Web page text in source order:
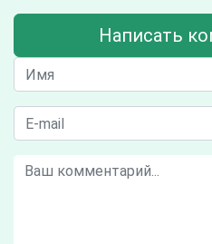
Написать